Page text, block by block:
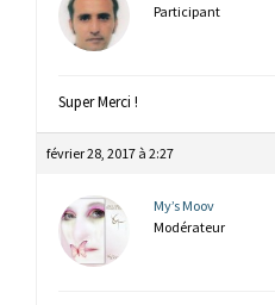
Participant
Super Merci !
février 28, 2017 à 2:27
My’s Moov
Modérateur